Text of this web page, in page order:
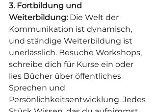
3. Fortbildung und
Weiterbildung: Die Welt der
Kommunikation ist dynamisch,
und ständige Weiterbildung ist
unerlässlich. Besuche Workshops,
schreibe dich für Kurse ein oder
lies Bücher über öffentliches
Sprechen und
Persönlichkeitsentwicklung. Jedes